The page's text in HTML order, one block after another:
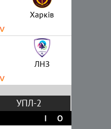
Харків
ЛНЗ
УПЛ-2
І
О